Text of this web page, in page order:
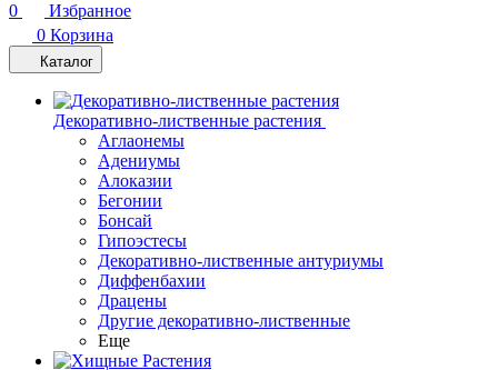
0
Избранное
0 Корзина
Каталог
Декоративно-лиственные растения
Аглаонемы
Адениумы
Алоказии
Бегонии
Бонсай
Гипоэстесы
Декоративно-лиственные антуриумы
Диффенбахии
Драцены
Другие декоративно-лиственные
Еще